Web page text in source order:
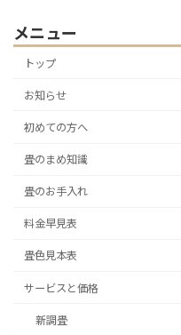
メニュー
トップ
お知らせ
初めての方へ
畳のまめ知識
畳のお手入れ
料金早見表
畳色見本表
サービスと価格
新調畳